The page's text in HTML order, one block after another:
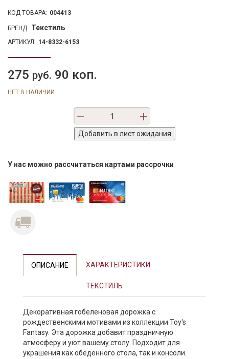
КОД ТОВАРА: 004413
БРЕНД: Текстиль
АРТИКУЛ: 14-8332-6153
275 руб. 90 коп.
НЕТ В НАЛИЧИИ
У нас можно рассчитаться картами рассрочки
ОПИСАНИЕ ХАРАКТЕРИСТИКИ
ТЕКСТИЛЬ
Декоративная гобеленовая дорожка с
рождественскими мотивами из коллекции Toy's
Fantasy. Эта дорожка добавит праздничную
атмосферу и уют вашему столу. Подходит для
украшения как обеденного стола, так и консоли.